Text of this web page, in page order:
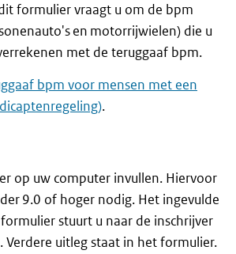
formulier vraagt u om de bpm
en motorrijwielen) die u
met de teruggaaf bpm.
bpm voor mensen met een
.
op uw computer invullen. Hiervoor
9.0 of hoger nodig. Het ingevulde
stuurt u naar de inschrijver
Verdere uitleg staat in het formulier.